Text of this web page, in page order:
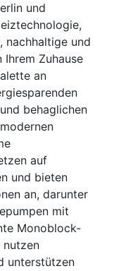
und
nachhaltige und
Zuhause
an
behaglichen
auf
und bieten
an, darunter
mit
Monoblock-
nutzen
unterstützen